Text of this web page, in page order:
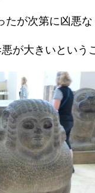
たが次第に凶悪な
が大きいという